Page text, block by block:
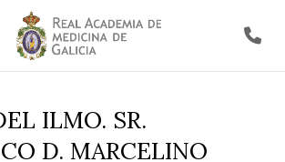
ILMO. SR.
D. MARCELINO